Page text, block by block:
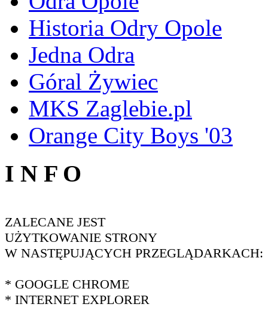
Historia Odry Opole
Jedna Odra
Góral Żywiec
MKS Zaglebie.pl
Orange City Boys '03
I N F O
ZALECANE JEST
UŻYTKOWANIE STRONY
W NASTĘPUJĄCYCH PRZEGLĄDARKACH:
* GOOGLE CHROME
* INTERNET EXPLORER